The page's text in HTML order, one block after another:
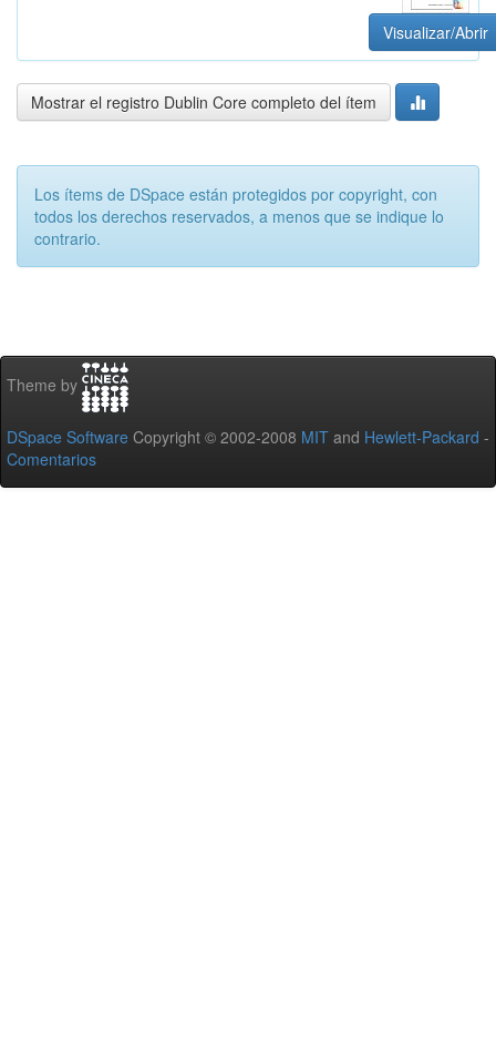
Visualizar/Abrir
Mostrar el registro Dublin Core completo del ítem
Los ítems de DSpace están protegidos por copyright, con
todos los derechos reservados, a menos que se indique lo
contrario.
Theme by
DSpace Software Copyright © 2002-2008 MIT and Hewlett-Packard -
Comentarios